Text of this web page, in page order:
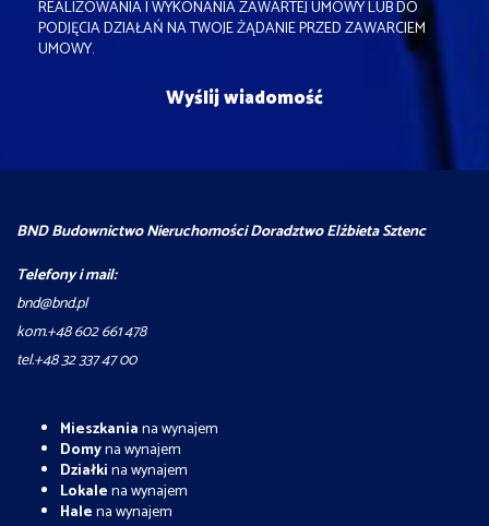
REALIZOWANIA I WYKONANIA ZAWARTEJ UMOWY LUB DO
PODJĘCIA DZIAŁAŃ NA TWOJE ŻĄDANIE PRZED ZAWARCIEM
UMOWY.
BND Budownictwo Nieruchomości Doradztwo Elżbieta Sztenc
Telefony i mail:
bnd@bnd.pl
kom.+48 602 661 478
tel.+48 32 337 47 00
Mieszkaniana wynajem
Domyna wynajem
Działkina wynajem
Lokalena wynajem
Halena wynajem